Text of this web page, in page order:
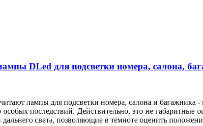
DLed для подсветки номера, салона,
лампы для подсветки номера, салона и багажника
особых последствий. Действительно, это не габаритные
света, позволяющие в темноте оценить